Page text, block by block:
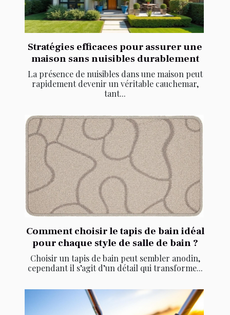
Stratégies efficaces pour assurer une
maison sans nuisibles durablement
La présence de nuisibles dans une maison peut
rapidement devenir un véritable cauchemar,
tant...
Comment choisir le tapis de bain idéal
pour chaque style de salle de bain ?
Choisir un tapis de bain peut sembler anodin,
cependant il s’agit d’un détail qui transforme...